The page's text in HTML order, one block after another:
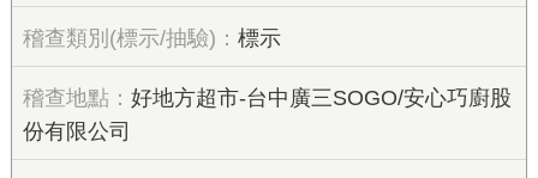
標示
好地方超市-台中廣三SOGO/安心巧廚股
份有限公司